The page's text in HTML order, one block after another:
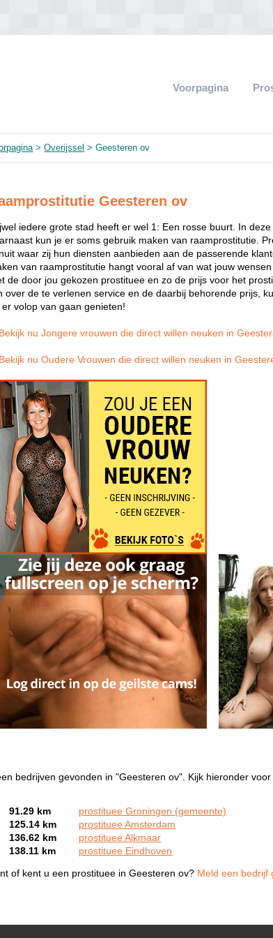
Voorpagina
>Overijssel > Geesteren ov
Geesteren ov
iedere grote stad heeft er wel 1: Een rosse buurt. In
kun je er soms gebruik maken van raamprostitutie.
waar zij hun diensten aanbieden aan de passerende
van raamprostitutie hangt vooral af van wat jouw
de door jou gekozen prostituee en zo de prijs voor het
over de te verlenen service en de daarbij behorende prijs,
er volop van gaan genieten!
Bekijk nu Jongere vrouwen die direct willen neuken in
Bekijk nu Oudere Vrouwen die direct willen neuken in
bedrijven gevonden in "Geesteren ov". Kijk hieronder
91.29 km
prostituee Groningen (gemeente)
125.14 km
prostituee Amsterdam
136.62 km
prostituee Alkmaar
138.11 km
prostituee Eindhoven
of kent u een prostituee in Geesteren ov? Meld een bedrijf